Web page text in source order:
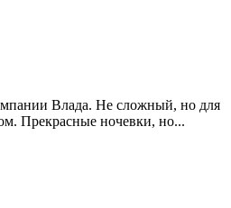
Влада. Не сложный, но для
Прекрасные ночевки, но...